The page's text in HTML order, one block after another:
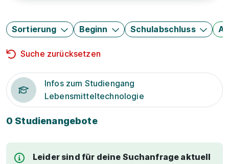
Sortierung Beginn Schulabschluss
Suche zurücksetzen
Infos zum Studiengang
Lebensmitteltechnologie
0 Studienangebote
Leider sind für deine Suchanfrage aktuell